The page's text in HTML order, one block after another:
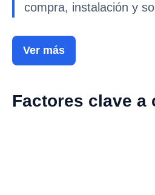
compra, instalación y
Ver más
Factores clave a